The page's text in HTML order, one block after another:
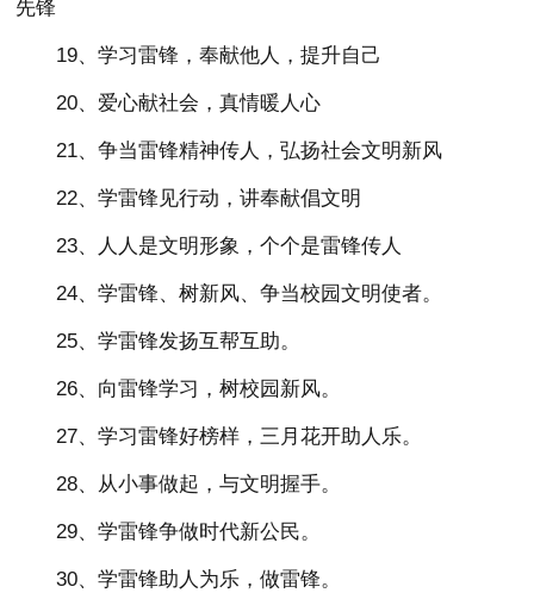
先锋
19、学习雷锋，奉献他人，提升自己
20、爱心献社会，真情暖人心
21、争当雷锋精神传人，弘扬社会文明新风
22、学雷锋见行动，讲奉献倡文明
23、人人是文明形象，个个是雷锋传人
24、学雷锋、树新风、争当校园文明使者。
25、学雷锋发扬互帮互助。
26、向雷锋学习，树校园新风。
27、学习雷锋好榜样，三月花开助人乐。
28、从小事做起，与文明握手。
29、学雷锋争做时代新公民。
30、学雷锋助人为乐，做雷锋。